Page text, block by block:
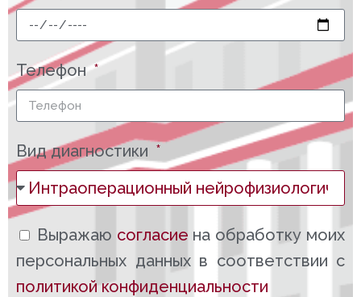
Телефон
Вид диагностики
Выражаю согласие на обработку моих
персональных данных в соответствии с
политикой конфиденциальности